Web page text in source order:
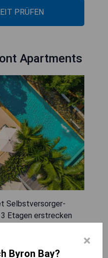
PRÜFEN
Apartments
Selbstversorger-
Etagen erstrecken
bieten. Alle
×
Byron Bay?